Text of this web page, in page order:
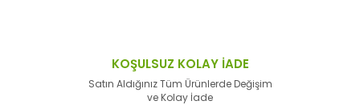
KOŞULSUZ KOLAY İADE
Satın Aldığınız Tüm Ürünlerde Değişim
ve Kolay İade